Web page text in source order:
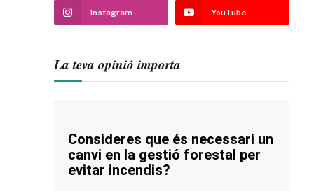
Instagram YouTube
La teva opinió importa
Consideres que és necessari un
canvi en la gestió forestal per
evitar incendis?